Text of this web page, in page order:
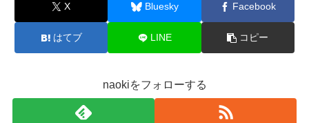
X Bluesky Facebook
はてブ LINE コピー
naokiをフォローする